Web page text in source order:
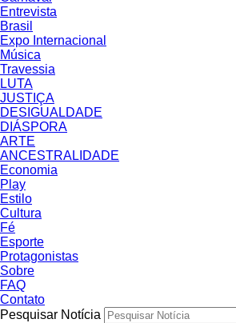
Entrevista
Brasil
Expo Internacional
Música
Travessia
LUTA
JUSTIÇA
DESIGUALDADE
DIÁSPORA
ARTE
ANCESTRALIDADE
Economia
Play
Estilo
Cultura
Fé
Esporte
Protagonistas
Sobre
FAQ
Contato
Pesquisar Notícia